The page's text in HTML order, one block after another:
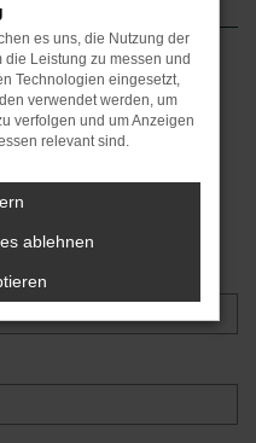
Bewerbung.
zögern Sie nicht und
bieten Ihnen eine
Tätigkeit in einem
es uns, die Nutzung der
Leistung zu messen und
Technologien eingesetzt,
verwendet werden, um
verfolgen und um Anzeigen
relevant sind.
ablehnen